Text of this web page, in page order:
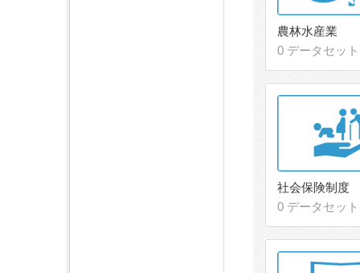
農林水産業
0 データセット
社会保険制度
0 データセット